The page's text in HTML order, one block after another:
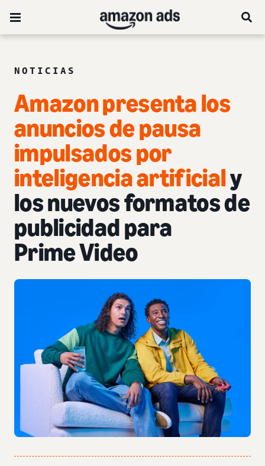
NOTICIAS
Amazon presenta los
anuncios de pausa
impulsados por
inteligencia artificialy
los nuevos formatos de
publicidad para
Prime Video